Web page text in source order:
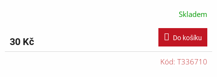
Skladem
30 Kč Do košíku
Kód: T336710